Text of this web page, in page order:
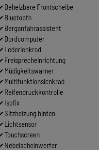
Beheizbare Frontscheibe
Bluetooth
Berganfahrassistent
Bordcomputer
Lederlenkrad
Freisprecheinrichtung
Müdigkeitswarner
Multifunktionslenkrad
Reifendruckkontrolle
Isofix
Sitzheizung hinten
Lichtsensor
Touchscreen
Nebelscheinwerfer